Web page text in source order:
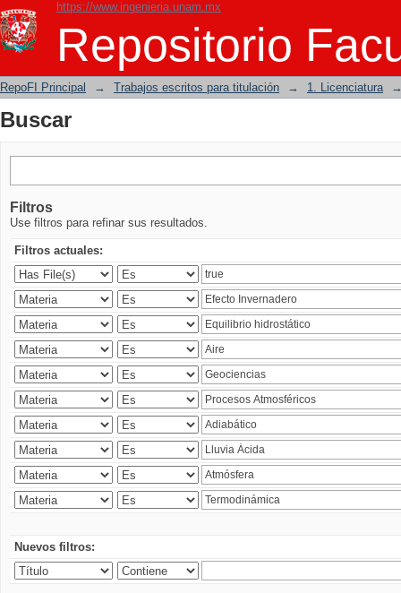
https://www.ingenieria.unam.mx
Repositorio
Buscar
RepoFI Principal → Trabajos escritos para titulación → 1. Licenciatura
Buscar
Filtros
Use filtros para refinar sus resultados.
Filtros actuales:
Nuevos filtros: